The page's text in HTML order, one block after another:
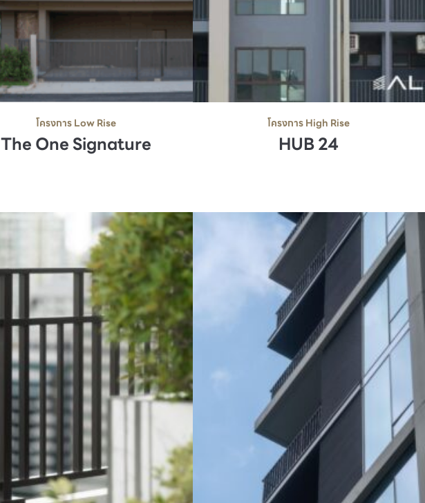
โครงการ Low Rise
The One Signature
โครงการ High Rise
HUB 24